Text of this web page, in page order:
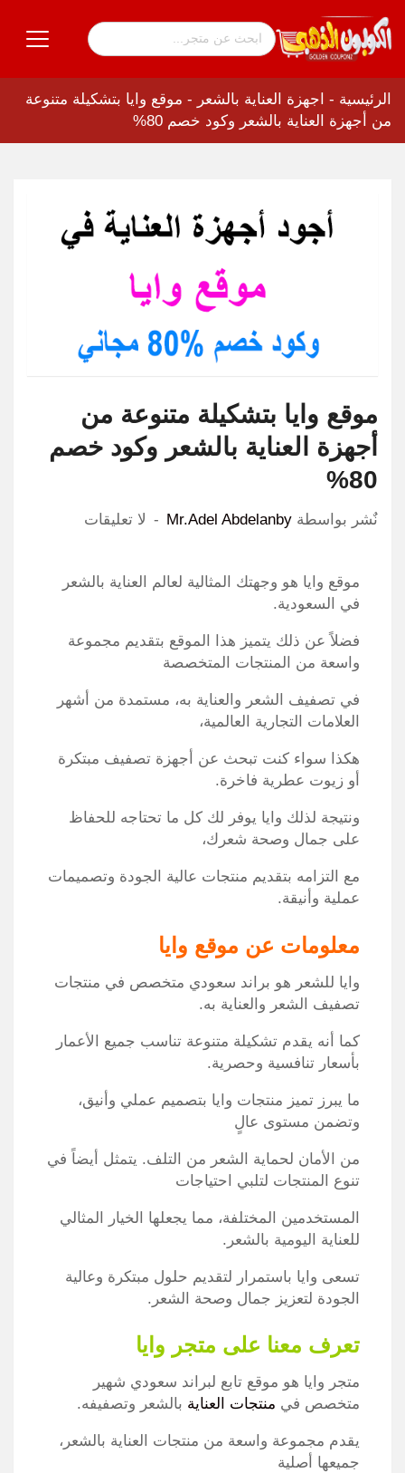
الرئيسية - اجهزة العناية بالشعر - موقع وايا بتشكيلة متنوعة
من أجهزة العناية بالشعر وكود خصم 80%
موقع وايا بتشكيلة متنوعة من
أجهزة العناية بالشعر وكود خصم
80%
نٌشر بواسطة Mr.Adel Abdelanby لا تعليقات
موقع وايا هو وجهتك المثالية لعالم العناية بالشعر
في السعودية.
فضلاً عن ذلك يتميز هذا الموقع بتقديم مجموعة
واسعة من المنتجات المتخصصة
في تصفيف الشعر والعناية به، مستمدة من أشهر
العلامات التجارية العالمية،
هكذا سواء كنت تبحث عن أجهزة تصفيف مبتكرة
أو زيوت عطرية فاخرة.
ونتيجة لذلك وايا يوفر لك كل ما تحتاجه للحفاظ
على جمال وصحة شعرك،
مع التزامه بتقديم منتجات عالية الجودة وتصميمات
عملية وأنيقة.
معلومات عن موقع وايا
وايا للشعر هو براند سعودي متخصص في منتجات
تصفيف الشعر والعناية به.
كما أنه يقدم تشكيلة متنوعة تناسب جميع الأعمار
بأسعار تنافسية وحصرية.
ما يبرز تميز منتجات وايا بتصميم عملي وأنيق،
وتضمن مستوى عالٍ
من الأمان لحماية الشعر من التلف. يتمثل أيضاً في
تنوع المنتجات لتلبي احتياجات
المستخدمين المختلفة، مما يجعلها الخيار المثالي
للعناية اليومية بالشعر.
تسعى وايا باستمرار لتقديم حلول مبتكرة وعالية
الجودة لتعزيز جمال وصحة الشعر.
تعرف معنا على متجر وايا
متجر وايا هو موقع تابع لبراند سعودي شهير
متخصص في منتجات العناية بالشعر وتصفيفه.
يقدم مجموعة واسعة من منتجات العناية بالشعر،
جميعها أصلية